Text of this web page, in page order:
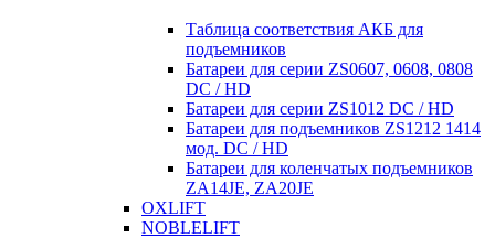
Таблица соответствия АКБ для
подъемников
Батареи для серии ZS0607, 0608, 0808
DC / HD
Батареи для серии ZS1012 DC / HD
Батареи для подъемников ZS1212 1414
мод. DC / HD
Батареи для коленчатых подъемников
ZA14JE, ZA20JE
OXLIFT
NOBLELIFT